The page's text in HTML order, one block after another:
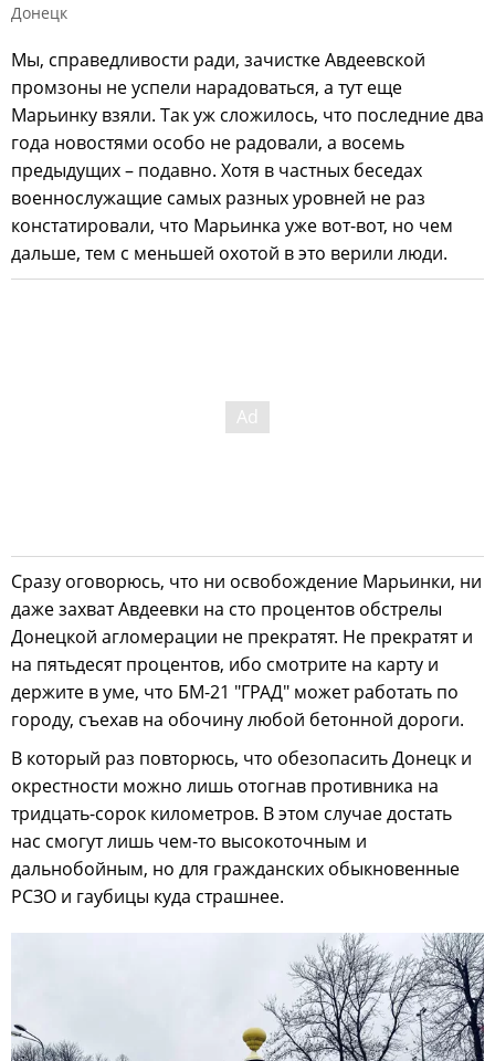
Донецк
Мы, справедливости ради, зачистке Авдеевской
промзоны не успели нарадоваться, а тут еще
Марьинку взяли. Так уж сложилось, что последние два
года новостями особо не радовали, а восемь
предыдущих – подавно. Хотя в частных беседах
военнослужащие самых разных уровней не раз
констатировали, что Марьинка уже вот-вот, но чем
дальше, тем с меньшей охотой в это верили люди.
Сразу оговорюсь, что ни освобождение Марьинки, ни
даже захват Авдеевки на сто процентов обстрелы
Донецкой агломерации не прекратят. Не прекратят и
на пятьдесят процентов, ибо смотрите на карту и
держите в уме, что БМ-21 "ГРАД" может работать по
городу, съехав на обочину любой бетонной дороги.
В который раз повторюсь, что обезопасить Донецк и
окрестности можно лишь отогнав противника на
тридцать-сорок километров. В этом случае достать
нас смогут лишь чем-то высокоточным и
дальнобойным, но для гражданских обыкновенные
РСЗО и гаубицы куда страшнее.